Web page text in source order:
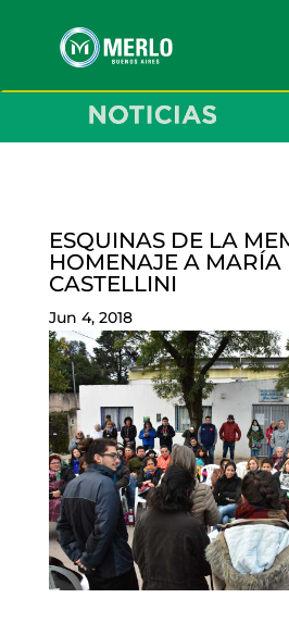
ESQUINAS DE LA
HOMENAJE A MARÍA
CASTELLINI
Jun 4, 2018